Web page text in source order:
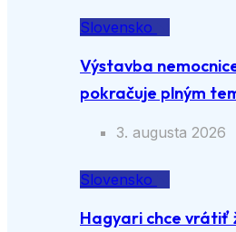
Slovensko
Výstavba
pokračuje plným
3. augusta 2026
Slovensko
Hagyari chce vrátiť